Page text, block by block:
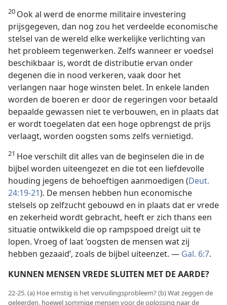
20 Ook al werd de enorme militaire investering
prijsgegeven, dan nog zou het verdeelde economische
stelsel van de wereld elke werkelijke verlichting van
het probleem tegenwerken. Zelfs wanneer er voedsel
beschikbaar is, wordt de distributie ervan onder
degenen die in nood verkeren, vaak door het
verlangen naar hoge winsten belet. In enkele landen
worden de boeren er door de regeringen voor betaald
bepaalde gewassen niet te verbouwen, en in plaats dat
er wordt toegelaten dat een hoge opbrengst de prijs
verlaagt, worden oogsten soms zelfs vernietigd.
21 Hoe verschilt dit alles van de beginselen die in de
bijbel worden uiteengezet en die tot een liefdevolle
houding jegens de behoeftigen aanmoedigen (Deut.
24:19-21). De mensen hebben hun economische
stelsels op zelfzucht gebouwd en in plaats dat er vrede
en zekerheid wordt gebracht, heeft er zich thans een
situatie ontwikkeld die op rampspoed dreigt uit te
lopen. Vroeg of laat ’oogsten de mensen wat zij
hebben gezaaid’, zoals de bijbel uiteenzet. — Gal. 6:7.
KUNNEN MENSEN VREDE SLUITEN MET DE AARDE?
22-25. (a) Hoe ernstig is het vervuilingsprobleem? (b) Wat zeggen de
geleerden, hoewel sommige mensen voor de oplossing naar de